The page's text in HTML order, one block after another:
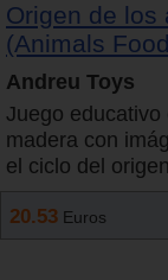
Origen de los
(Animals
Andreu Toys
Juego
madera con
el ciclo del
20.53 Euros